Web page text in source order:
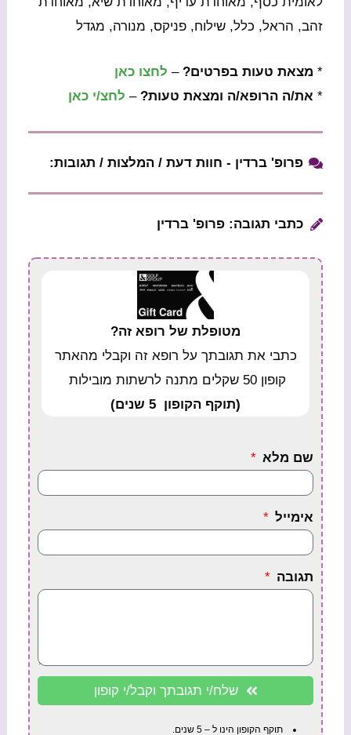
זהב, הראל, כלל, שילוח, פניקס, מנורה, מגדל
* מצאת טעות בפרטים? – לחצו כאן
* את/ה הרופא/ה ומצאת טעות? – לחצ/י כאן
פרופ' ברדין - חוות דעת / המלצות / תגובות:
כתבי תגובה: פרופ' ברדין
מטופלת של רופא זה?
כתבי את תגובתך על רופא זה וקבלי מהאתר
קופון 50 שקלים מתנה לרשתות מובילות
(תוקף הקופון 5 שנים)
שם מלא
אימייל
תגובה
שלח/י תגובתך וקבל/י קופון
תוקף הקופון הינו ל – 5 שנים.